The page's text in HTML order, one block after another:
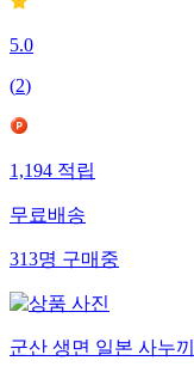
5.0
(2)
1,194적립
무료배송
313명구매중
군산 생면 일본 사누